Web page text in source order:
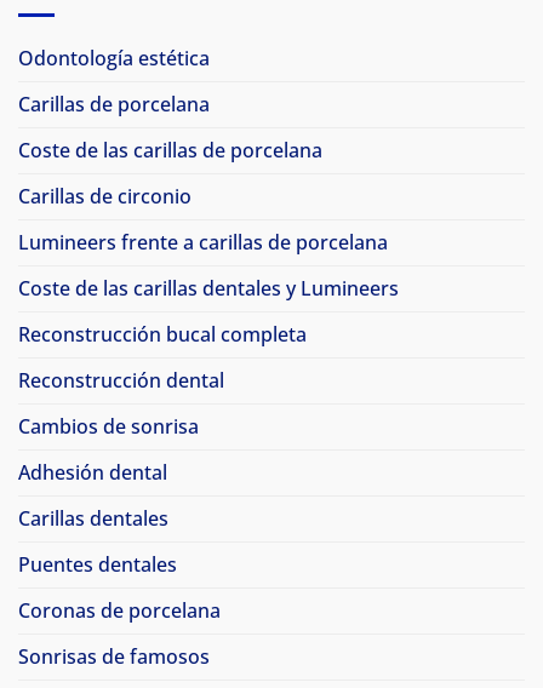
Odontología estética
Carillas de porcelana
Coste de las carillas de porcelana
Carillas de circonio
Lumineers frente a carillas de porcelana
Coste de las carillas dentales y Lumineers
Reconstrucción bucal completa
Reconstrucción dental
Cambios de sonrisa
Adhesión dental
Carillas dentales
Puentes dentales
Coronas de porcelana
Sonrisas de famosos